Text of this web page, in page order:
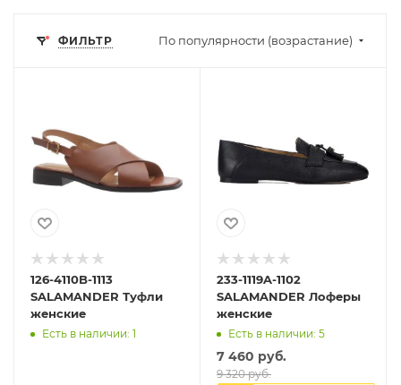
ФИЛЬТР По популярности (возрастание)
126-4110B-1113
SALAMANDER Туфли
женские
Есть в наличии: 1
233-1119A-1102
SALAMANDER Лоферы
женские
Есть в наличии: 5
7 460 руб.
9 320 руб.